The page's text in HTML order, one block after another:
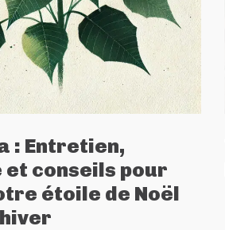
: Entretien,
conseils pour
étoile de Noël